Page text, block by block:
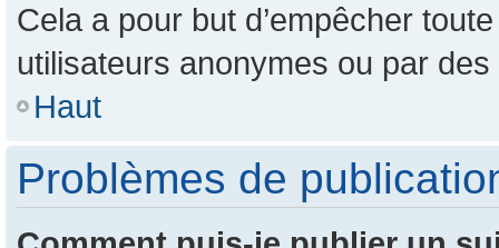
Cela a pour but d’empêcher
utilisateurs anonymes ou par
Haut
Problèmes de